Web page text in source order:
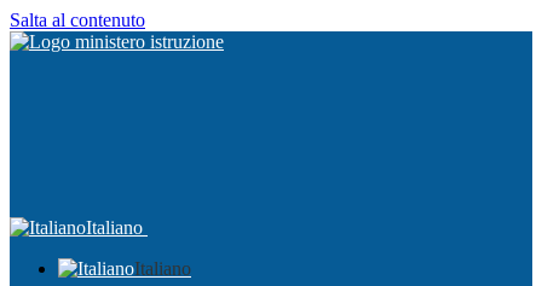
Salta al contenuto
Italiano
Italiano